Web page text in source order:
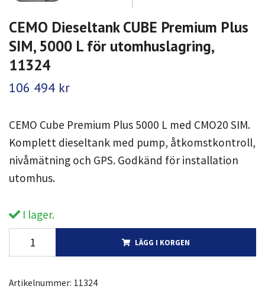
CEMO Dieseltank CUBE Premium Plus
SIM, 5000 L för utomhuslagring,
11324
106 494 kr
CEMO Cube Premium Plus 5000 L med CMO20 SIM.
Komplett dieseltank med pump, åtkomstkontroll,
nivåmätning och GPS. Godkänd för installation
utomhus.
I lager.
LÄGG I KORGEN
Artikelnummer: 11324